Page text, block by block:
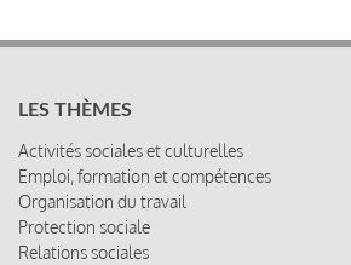
LES THÈMES
Activités sociales et culturelles
Emploi, formation et compétences
Organisation du travail
Protection sociale
Relations sociales